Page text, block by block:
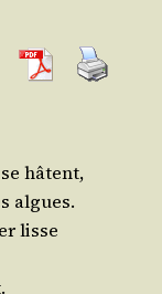
hâtent,
algues.
lisse